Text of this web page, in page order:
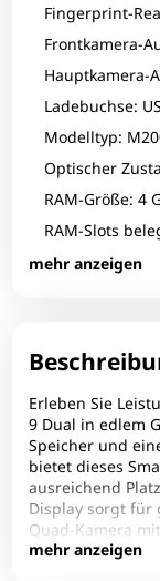
Fingerprint-
Frontkamera-
Hauptkamera-
Ladebuchse:
Modelltyp:
Optischer
RAM-Größe: 4
RAM-Slots
mehr anzeigen
RAM-Slots
Wireless
Erleben Sie
9 Dual in edlem
Speicher und
bietet dieses
ausreichend
Display sorgt für
Quad-Kamera
beeindruckender
mehr anzeigen